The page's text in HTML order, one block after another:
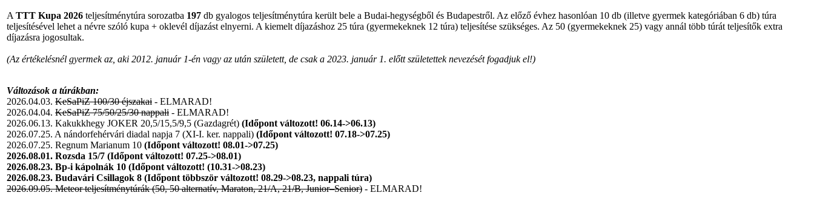
A TTT Kupa 2026 teljesítménytúra sorozatba 197 db gyalogos teljesítménytúra került bele a Budai-hegységből és Budapestről. Az előző évhez hasonlóan 10 db (illetve gyermek kategóriában 6 db) túra
teljesítésével lehet a névre szóló kupa + oklevél díjazást elnyerni. A kiemelt díjazáshoz 25 túra (gyermekeknek 12 túra) teljesítése szükséges. Az 50 (gyermekeknek 25) vagy annál több túrát teljesítők extra
díjazásra jogosultak.
(Az értékelésnél gyermek az, aki 2012. január 1-én vagy az után született, de csak a 2023. január 1. előtt születettek nevezését fogadjuk el!)
Változások a túrákban:
2026.04.03. KeSaPiZ 100/30 éjszakai - ELMARAD!
2026.04.04. KeSaPiZ 75/50/25/30 nappali - ELMARAD!
2026.06.13. Kakukkhegy JOKER 20,5/15,5/9,5 (Gazdagrét) (Időpont változott! 06.14->06.13)
2026.07.25. A nándorfehérvári diadal napja 7 (XI-I. ker. nappali) (Időpont változott! 07.18->07.25)
2026.07.25. Regnum Marianum 10 (Időpont változott! 08.01->07.25)
2026.08.01. Rozsda 15/7 (Időpont változott! 07.25->08.01)
2026.08.23. Bp-i kápolnák 10 (Időpont változott! (10.31->08.23)
2026.08.23. Budavári Csillagok 8 (Időpont többször változott! 08.29->08.23, nappali túra)
2026.09.05. Meteor teljesítménytúrák (50, 50 alternatív, Maraton, 21/A, 21/B, Junior–Senior) - ELMARAD!